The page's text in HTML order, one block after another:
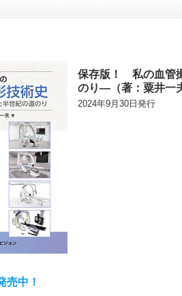
保存版！ 私の血管
のり—（著：粟井一
2024年9月30日発行
売中！